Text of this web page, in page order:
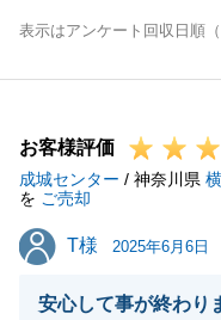
表示はアンケート回収日順
お客様評価
成城センター / 神奈川県
を ご売却
T様
T様 2025年6月6日
安心して事が終わり